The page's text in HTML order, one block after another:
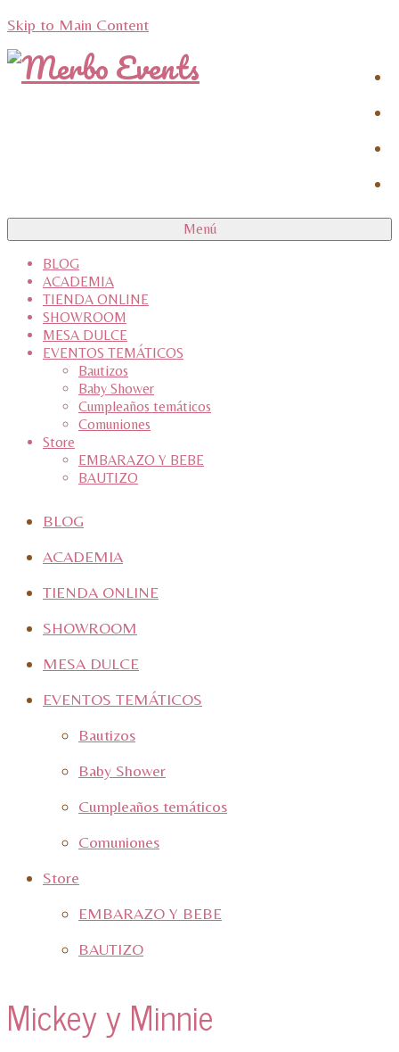
Skip to Main Content
Menú
BLOG
ACADEMIA
TIENDA ONLINE
SHOWROOM
MESA DULCE
EVENTOS TEMÁTICOS
Bautizos
Baby Shower
Cumpleaños temáticos
Comuniones
Store
EMBARAZO Y BEBE
BAUTIZO
BLOG
ACADEMIA
TIENDA ONLINE
SHOWROOM
MESA DULCE
EVENTOS TEMÁTICOS
Bautizos
Baby Shower
Cumpleaños temáticos
Comuniones
Store
EMBARAZO Y BEBE
BAUTIZO
Mickey y Minnie